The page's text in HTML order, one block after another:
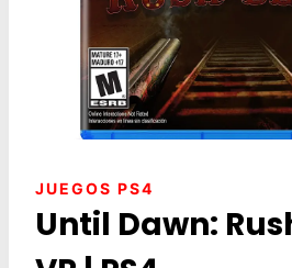
JUEGOS PS4
Until Dawn: